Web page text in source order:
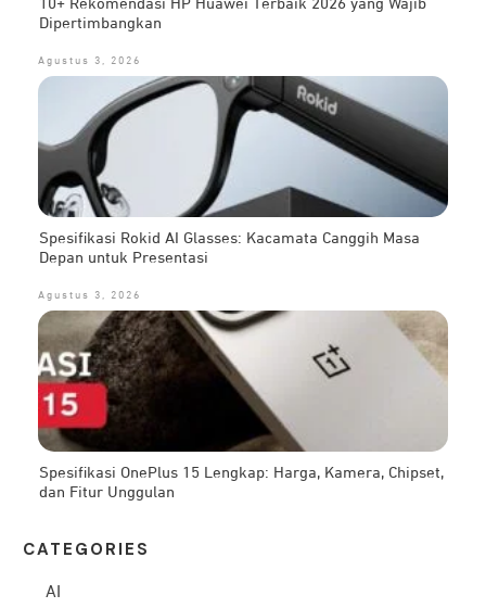
10+ Rekomendasi HP Huawei Terbaik 2026 yang Wajib
Dipertimbangkan
Agustus 3, 2026
Spesifikasi Rokid AI Glasses: Kacamata Canggih Masa
Depan untuk Presentasi
Agustus 3, 2026
Spesifikasi OnePlus 15 Lengkap: Harga, Kamera, Chipset,
dan Fitur Unggulan
CATEG ORIES
AI